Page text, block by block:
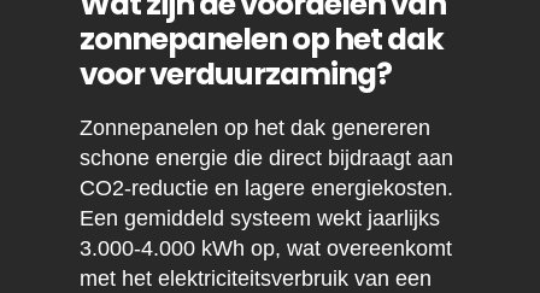
zonnepanelen op het dak
voor verduurzaming?
Zonnepanelen op het dak genereren
schone energie die direct bijdraagt aan
CO2-reductie en lagere energiekosten.
Een gemiddeld systeem wekt jaarlijks
3.000-4.000 kWh op, wat overeenkomt
met het elektriciteitsverbruik van een